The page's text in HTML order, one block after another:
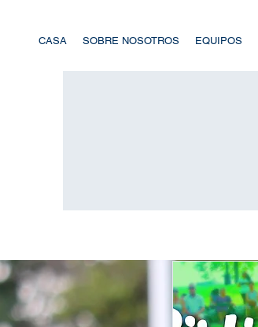
CASA SOBRE NOSOTROS EQUIPOS